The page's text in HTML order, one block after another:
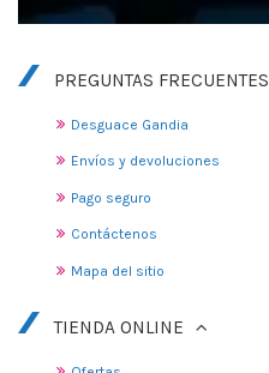
PREGUNTAS FRECUENTES
Desguace Gandia
Envíos y devoluciones
Pago seguro
Contáctenos
Mapa del sitio
TIENDA ONLINE